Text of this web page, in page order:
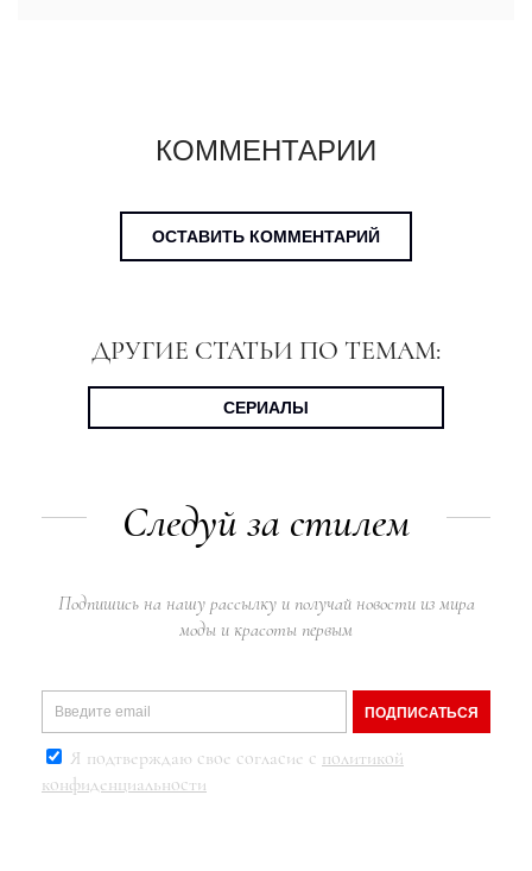
КОММЕНТАРИИ
ОСТАВИТЬ КОММЕНТАРИЙ
ДРУГИЕ СТАТЬИ ПО ТЕМАМ:
СЕРИАЛЫ
Следуй за стилем
Подпишись на нашу рассылку и получай новости из мира
моды и красоты первым
ПОДПИСАТЬСЯ
Я подтверждаю свое согласие с политикой
конфиденциальности